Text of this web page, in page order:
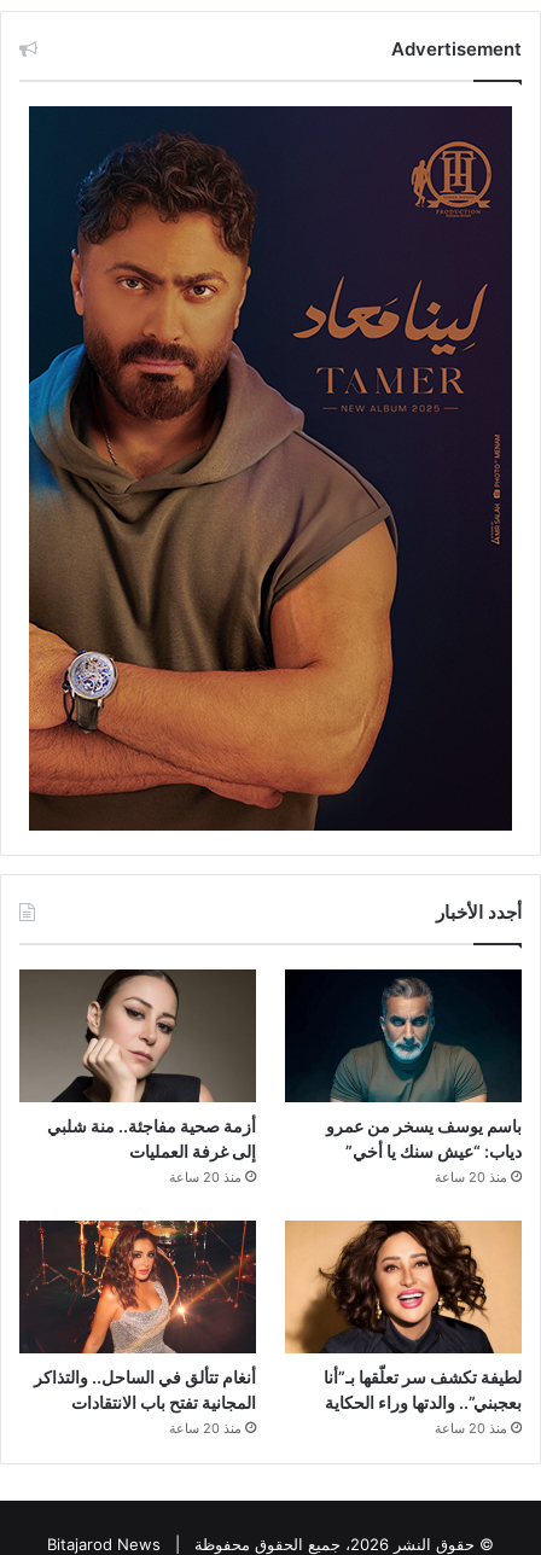
Advertisement
أجدد الأخبار
باسم يوسف يسخر من عمرو
دياب: “عيش سنك يا أخي”
منذ 20 ساعة
أزمة صحية مفاجئة.. منة شلبي
إلى غرفة العمليات
منذ 20 ساعة
لطيفة تكشف سر تعلّقها بـ”أنا
بعجبني”.. والدتها وراء الحكاية
منذ 20 ساعة
أنغام تتألق في الساحل.. والتذاكر
المجانية تفتح باب الانتقادات
منذ 20 ساعة
© حقوق النشر 2026، جميع الحقوق محفوظة | Bitajarod News